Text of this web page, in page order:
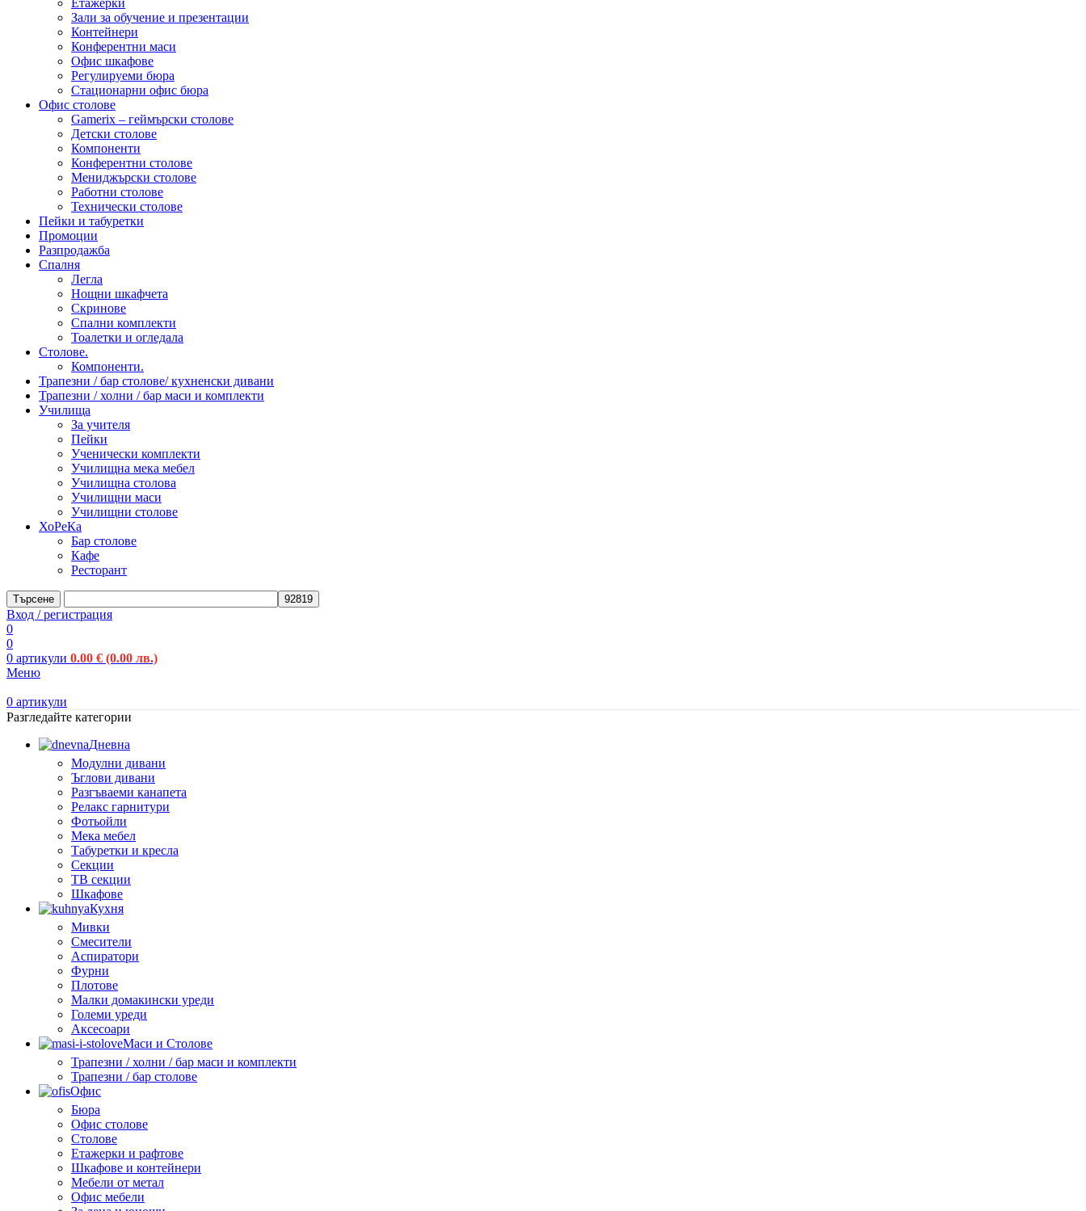
Етажерки
Зали за обучение и презентации
Контейнери
Конферентни маси
Офис шкафове
Регулируеми бюра
Стационарни офис бюра
Офис столове
Gamerix – геймърски столове
Детски столове
Компоненти
Конферентни столове
Мениджърски столове
Работни столове
Технически столове
Пейки и табуретки
Промоции
Разпродажба
Спалня
Легла
Нощни шкафчета
Скринове
Спални комплекти
Тоалетки и огледала
Столове.
Компоненти.
Трапезни / бар столове/ кухненски дивани
Трапезни / холни / бар маси и комплекти
Училища
За учителя
Пейки
Ученически комплекти
Училищна мека мебел
Училищна столова
Училищни маси
Училищни столове
ХоРеКа
Бар столове
Кафе
Ресторант
Търсене
Вход / регистрация
0
0
0 артикули 0.00 € (0.00 лв.)
Меню
0 артикули
Разгледайте категории
Дневна
Модулни дивани
Ъглови дивани
Разгъваеми канапета
Релакс гарнитури
Фотьойли
Мека мебел
Табуретки и кресла
Секции
ТВ секции
Шкафове
Кухня
Мивки
Смесители
Аспиратори
Фурни
Плотове
Малки домакински уреди
Големи уреди
Аксесоари
Маси и Столове
Трапезни / холни / бар маси и комплекти
Трапезни / бар столове
Офис
Бюра
Офис столове
Столове
Етажерки и рафтове
Шкафове и контейнери
Мебели от метал
Офис мебели